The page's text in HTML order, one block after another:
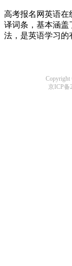
高考报名网英语在
译词条，基本涵盖
法，是英语学习的
Copyright
京ICP备